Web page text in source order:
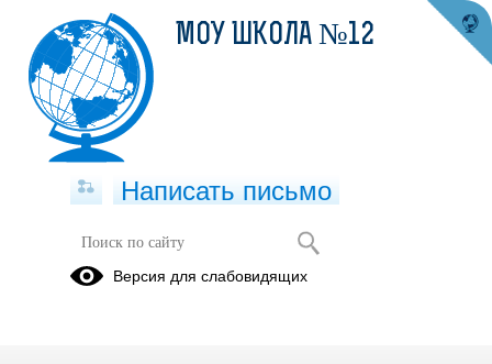
Страница педагога
МОУ ШКОЛА №12
Написать письмо
Версия для слабовидящих